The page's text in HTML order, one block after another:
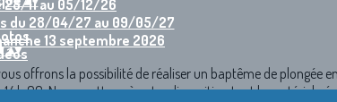
11 au 05/12/26
du 28/04/27 au 09/05/27
13 septembre 2026
▴▾
offrons la possibilité de réaliser un baptême de plongée
h 00. Nous mettons à votre disposition tout le matériel